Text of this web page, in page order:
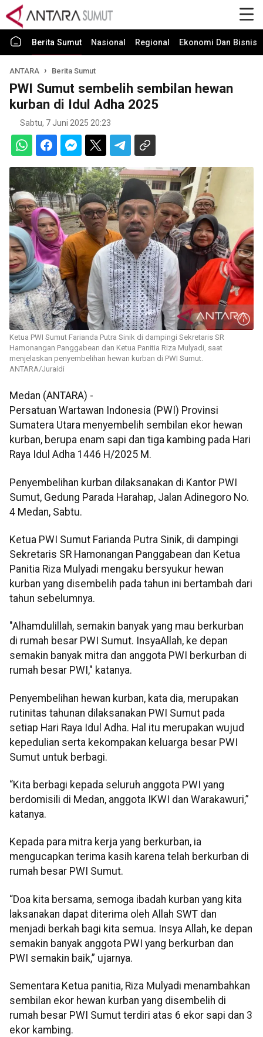
Berita Sumut Nasional Regional Ekonomi Dan Bisnis
ANTARA Berita Sumut
PWI Sumut sembelih sembilan hewan
kurban di Idul Adha 2025
Sabtu, 7 Juni 2025 20:23
Ketua PWI Sumut Farianda Putra Sinik di dampingi Sekretaris SR
Hamonangan Panggabean dan Ketua Panitia Riza Mulyadi, saat
menjelaskan penyembelihan hewan kurban di PWI Sumut.
ANTARA/Juraidi
Medan (ANTARA) -
Persatuan Wartawan Indonesia (PWI) Provinsi
Sumatera Utara menyembelih sembilan ekor hewan
kurban, berupa enam sapi dan tiga kambing pada Hari
Raya Idul Adha 1446 H/2025 M.
Penyembelihan kurban dilaksanakan di Kantor PWI
Sumut, Gedung Parada Harahap, Jalan Adinegoro No.
4 Medan, Sabtu.
Ketua PWI Sumut Farianda Putra Sinik, di dampingi
Sekretaris SR Hamonangan Panggabean dan Ketua
Panitia Riza Mulyadi mengaku bersyukur hewan
kurban yang disembelih pada tahun ini bertambah dari
tahun sebelumnya.
"Alhamdulillah, semakin banyak yang mau berkurban
di rumah besar PWI Sumut. InsyaAllah, ke depan
semakin banyak mitra dan anggota PWI berkurban di
rumah besar PWI," katanya.
Penyembelihan hewan kurban, kata dia, merupakan
rutinitas tahunan dilaksanakan PWI Sumut pada
setiap Hari Raya Idul Adha. Hal itu merupakan wujud
kepedulian serta kekompakan keluarga besar PWI
Sumut untuk berbagi.
“Kita berbagi kepada seluruh anggota PWI yang
berdomisili di Medan, anggota IKWI dan Warakawuri,”
katanya.
Kepada para mitra kerja yang berkurban, ia
mengucapkan terima kasih karena telah berkurban di
rumah besar PWI Sumut.
“Doa kita bersama, semoga ibadah kurban yang kita
laksanakan dapat diterima oleh Allah SWT dan
menjadi berkah bagi kita semua. Insya Allah, ke depan
semakin banyak anggota PWI yang berkurban dan
PWI semakin baik,” ujarnya.
Sementara Ketua panitia, Riza Mulyadi menambahkan
sembilan ekor hewan kurban yang disembelih di
rumah besar PWI Sumut terdiri atas 6 ekor sapi dan 3
ekor kambing.